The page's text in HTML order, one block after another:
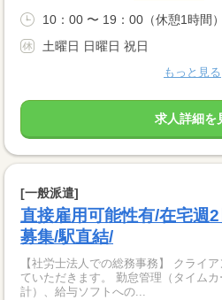
10：00 〜 19：00（休憩1時間
土曜日 日曜日 祝日
もっと見る
求人詳細を
[一般派遣]
直接雇用可能性有/在宅週
募集/駅直結/
【社労士法人での総務事務】 クライ
ていただきます。 勤怠管理（タイム
計）、給与ソフトへの...